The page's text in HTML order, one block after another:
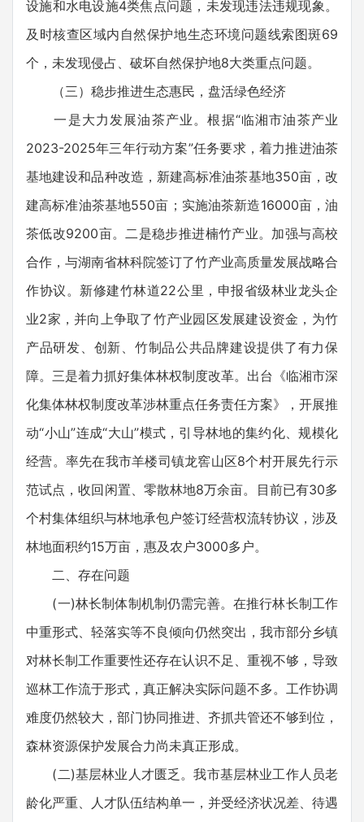
设施和水电设施4类焦点问题，未发现违法违规现象。
及时核查区域内自然保护地生态环境问题线索图斑69
个，未发现侵占、破坏自然保护地8大类重点问题。
（三）稳步推进生态惠民，盘活绿色经济
一是大力发展油茶产业。根据“临湘市油茶产业
2023-2025年三年行动方案”任务要求，着力推进油茶
基地建设和品种改造，新建高标准油茶基地350亩，改
建高标准油茶基地550亩；实施油茶新造16000亩，油
茶低改9200亩。二是稳步推进楠竹产业。加强与高校
合作，与湖南省林科院签订了竹产业高质量发展战略合
作协议。新修建竹林道22公里，申报省级林业龙头企
业2家，并向上争取了竹产业园区发展建设资金，为竹
产品研发、创新、竹制品公共品牌建设提供了有力保
障。三是着力抓好集体林权制度改革。出台《临湘市深
化集体林权制度改革涉林重点任务责任方案》，开展推
动“小山”连成“大山”模式，引导林地的集约化、规模化
经营。率先在我市羊楼司镇龙窖山区8个村开展先行示
范试点，收回闲置、零散林地8万余亩。目前已有30多
个村集体组织与林地承包户签订经营权流转协议，涉及
林地面积约15万亩，惠及农户3000多户。
二、存在问题
(一)林长制体制机制仍需完善。在推行林长制工作
中重形式、轻落实等不良倾向仍然突出，我市部分乡镇
对林长制工作重要性还存在认识不足、重视不够，导致
巡林工作流于形式，真正解决实际问题不多。工作协调
难度仍然较大，部门协同推进、齐抓共管还不够到位，
森林资源保护发展合力尚未真正形成。
(二)基层林业人才匮乏。我市基层林业工作人员老
龄化严重、人才队伍结构单一，并受经济状况差、待遇